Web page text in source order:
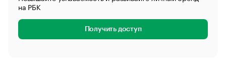
на РБК
Получить доступ